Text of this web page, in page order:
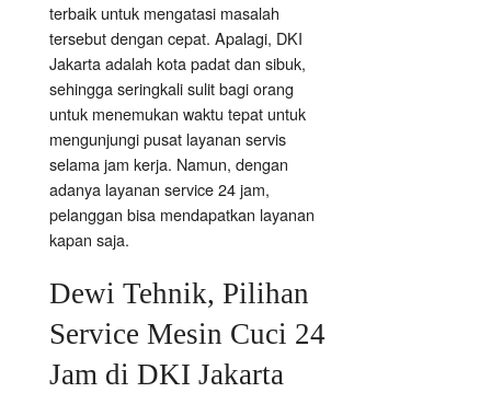
terbaik untuk mengatasi masalah
tersebut dengan cepat. Apalagi, DKI
Jakarta adalah kota padat dan sibuk,
sehingga seringkali sulit bagi orang
untuk menemukan waktu tepat untuk
mengunjungi pusat layanan servis
selama jam kerja. Namun, dengan
adanya layanan service 24 jam,
pelanggan bisa mendapatkan layanan
kapan saja.
Dewi Tehnik, Pilihan
Service Mesin Cuci 24
Jam di DKI Jakarta